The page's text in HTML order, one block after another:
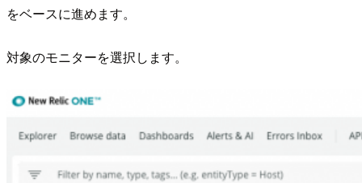
をベースに進めます。
対象のモニターを選択します。